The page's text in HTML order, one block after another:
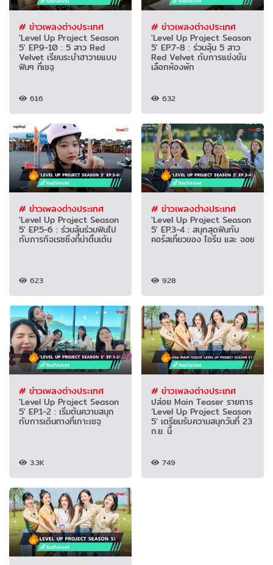
# ข่าวเพลงต่างประเทศ
'Level Up Project Season
5' EP.9-10 : 5 สาว Red
Velvet เรียนระบำฮาวายแบบ
ฟินๆ ที่เชจู
616
# ข่าวเพลงต่างประเทศ
'Level Up Project Season
5' EP.7-8 : ร่วมลุ้น 5 สาว
Red Velvet กับการแข่งขัน
เลือกห้องพัก
632
# ข่าวเพลงต่างประเทศ
'Level Up Project Season
5' EP.5-6 : ร่วมลุ้นร่วมฟินไป
กับภารกิจเรซซิ่งที่น่าตื่นเต้น
623
# ข่าวเพลงต่างประเทศ
'Level Up Project Season
5' EP.3-4 : สนุกสุดฟินกับ
คอร์สเที่ยวของ ไอรีน และ จอย
928
# ข่าวเพลงต่างประเทศ
'Level Up Project Season
5' EP.1-2 : เริ่มต้นความสนุก
กับการเดินทางที่เกาะเชจู
3.3K
# ข่าวเพลงต่างประเทศ
ปล่อย Main Teaser รายการ
‘Level Up Project Season
5’ เตรียมรับความสนุกวันที่ 23
ก.ย. นี้
749